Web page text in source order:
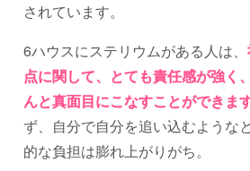
されています。
6ハウスにステリウムがある人は、
点に関して、とても責任感が強く
んと真面目にこなすことができま
ず、自分で自分を追い込むような
的な負担は膨れ上がりがち。